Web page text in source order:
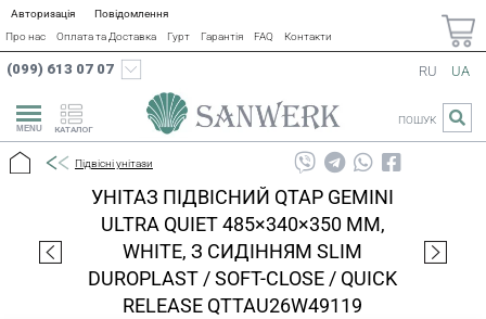
Авторизація
Повідомлення
Про нас
Оплата та Доставка Гурт Гарантія FAQ Контакти
(099) 613 07 07
КАТАЛОГ
RU UA
ПОШУК
Підвісні унітази
УНІТАЗ ПІДВІСНИЙ QTAP GEMINI
ULTRA QUIET 485×340×350 ММ,
WHITE, З СИДІННЯМ SLIM
DUROPLAST / SOFT-CLOSE / QUICK
RELEASE QTTAU26W49119